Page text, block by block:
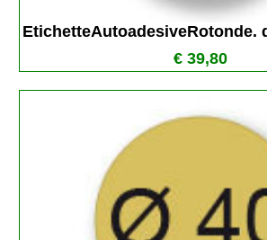
EtichetteAutoadesiveRotonde.
€ 39,80